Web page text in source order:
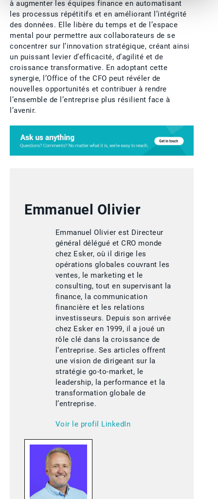
à augmenter les équipes finance en automatisant
les processus répétitifs et en améliorant l’intégrité
des données. Elle libère du temps et de l’espace
mental pour permettre aux collaborateurs de se
concentrer sur l’innovation stratégique, créant ainsi
un puissant levier d’efficacité, d’agilité et de
croissance transformative. En adoptant cette
synergie, l’Office of the CFO peut révéler de
nouvelles opportunités et contribuer à rendre
l’ensemble de l’entreprise plus résilient face à
l’avenir.
Emmanuel Olivier
Emmanuel Olivier est Directeur
général délégué et CRO monde
chez Esker, où il dirige les
opérations globales couvrant les
ventes, le marketing et le
consulting, tout en supervisant la
finance, la communication
financière et les relations
investisseurs. Depuis son arrivée
chez Esker en 1999, il a joué un
rôle clé dans la croissance de
l’entreprise. Ses articles offrent
une vision de dirigeant sur la
stratégie go-to-market, le
leadership, la performance et la
transformation globale de
l’entreprise.
Voir le profil LinkedIn